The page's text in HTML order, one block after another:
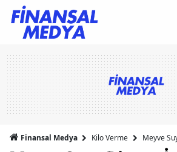
Finansal Medya Kilo Verme Meyve